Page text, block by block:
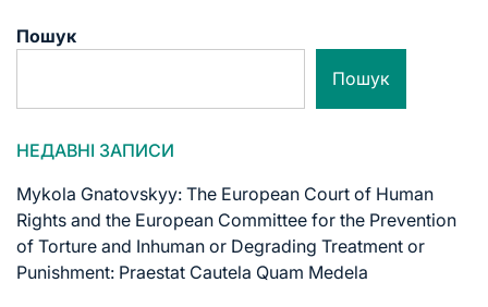
Пошук
Пошук
НЕДАВНІ ЗАПИСИ
Mykola Gnatovskyy: The European Court of Human
Rights and the European Committee for the Prevention
of Torture and Inhuman or Degrading Treatment or
Punishment: Praestat Cautela Quam Medela